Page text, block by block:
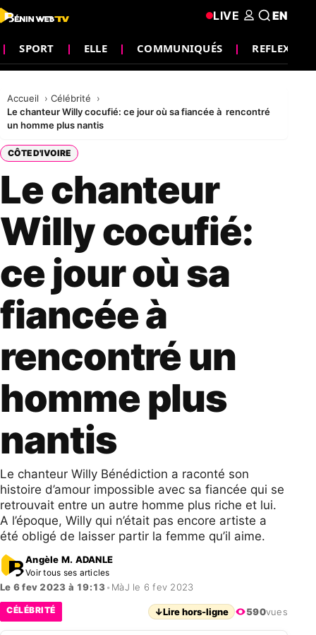
SPORT ELLE COMMUNIQUÉS REFLEXION
LIVE EN
Accueil
Célébrité
Le chanteur Willy cocufié: ce jour où sa fiancée à rencontré
un homme plus nantis
CÔTE D'IVOIRE
Le chanteur
Willy cocufié:
ce jour où sa
fiancée à
rencontré un
homme plus
nantis
Le chanteur Willy Bénédiction a raconté son
histoire d’amour impossible avec sa fiancée qui se
retrouvait entre un autre homme plus riche et lui.
A l’époque, Willy qui n’était pas encore artiste a
été obligé de laisser partir la femme qu’il aime.
Angèle M. ADANLE
Voir tous ses articles
Le 6 fev 2023 à 19:13• MàJ le 6 fev 2023
CÉLÉBRITÉ ↓Lire hors-ligne 590vues